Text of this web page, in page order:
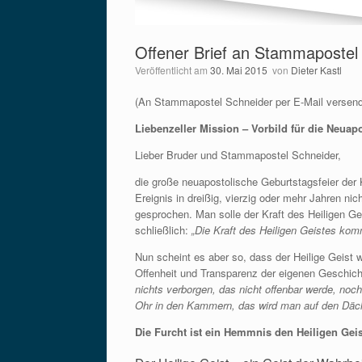
Offener Brief an
Veröffentlicht am 30. Mai 2015 von Dieter Kastl
(An Stammapostel Schneider per E-Mail
Liebenzeller Mission – Vorbild für die
Lieber Bruder und Stammapostel Schneider,
die große neuapostolische Geburtstagsfeier
Ereignis in dreißig, vierzig oder mehr Jahren
gesprochen. Man solle der Kraft des Heiligen
schließlich: „Die Kraft des Heiligen Geistes
Nun scheint es aber so, dass der Heilige Geist
Offenheit und Transparenz der eigenen
nichts verborgen, das nicht offenbar werde,
Ohr in den Kammern, das wird man auf den
Die Furcht ist ein Hemmnis den Heiligen